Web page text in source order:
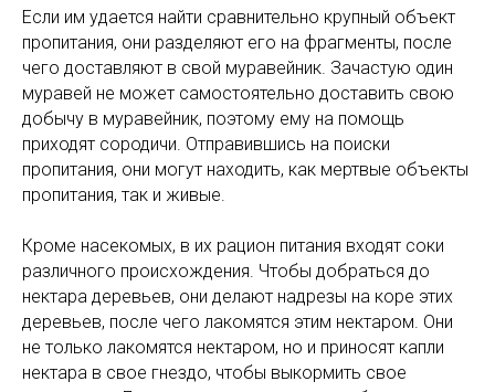
Если им удается найти сравнительно крупный объект
пропитания, они разделяют его на фрагменты, после
чего доставляют в свой муравейник. Зачастую один
муравей не может самостоятельно доставить свою
добычу в муравейник, поэтому ему на помощь
приходят сородичи. Отправившись на поиски
пропитания, они могут находить, как мертвые объекты
пропитания, так и живые.
Кроме насекомых, в их рацион питания входят соки
различного происхождения. Чтобы добраться до
нектара деревьев, они делают надрезы на коре этих
деревьев, после чего лакомятся этим нектаром. Они
не только лакомятся нектаром, но и приносят капли
нектара в свое гнездо, чтобы выкормить свое